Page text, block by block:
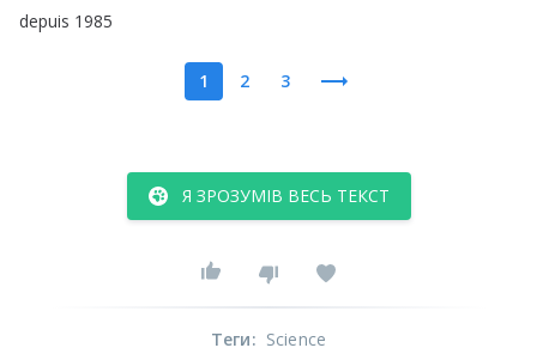
depuis 1985
1 2 3
Я ЗРОЗУМІВ ВЕСЬ ТЕКСТ
Теги: Science